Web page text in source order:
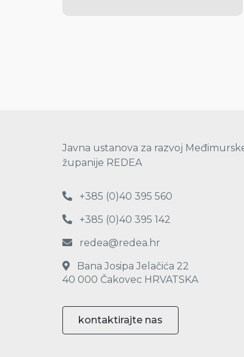
Javna ustanova za razvoj
županije REDEA
+385 (0)40 395 560
+385 (0)40 395 142
redea@redea.hr
Bana Josipa Jelačića 22
40 000 Čakovec HRVATSKA
kontaktirajte nas